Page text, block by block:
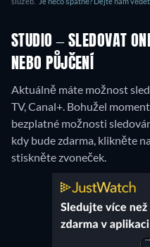
STUDIO – SLEDOVAT
NEBO PŮJČENÍ
Aktuálně máte možnost
TV, Canal+. Bohužel
bezplatné možnosti
kdy bude zdarma, klikněte
stiskněte zvoneček.